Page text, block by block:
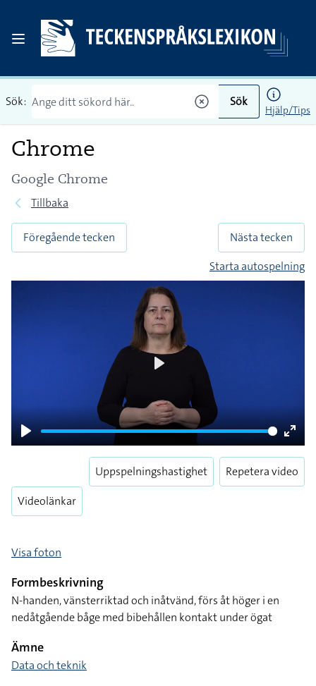
Sök: Sök
Hjälp/Tips
Chrome
Google Chrome
Tillbaka
Föregående tecken
Nästa tecken
Starta autospelning
Play
Enter
Videolänkar
Uppspelningshastighet Repetera video
Visa foton
Formbeskrivning
N-handen, vänsterriktad och inåtvänd, förs åt höger i en
nedåtgående båge med bibehållen kontakt under ögat
Ämne
Data och teknik